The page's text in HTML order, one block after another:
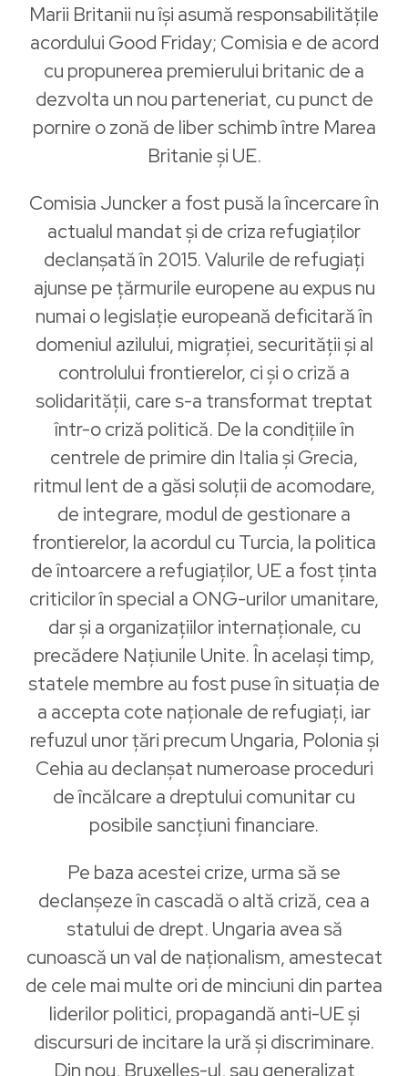
Marii Britanii nu își asumă responsabilitățile
acordului Good Friday; Comisia e de acord
cu propunerea premierului britanic de a
dezvolta un nou parteneriat, cu punct de
pornire o zonă de liber schimb între Marea
Britanie și UE.
Comisia Juncker a fost pusă la încercare în
actualul mandat și de criza refugiaților
declanșată în 2015. Valurile de refugiați
ajunse pe țărmurile europene au expus nu
numai o legislație europeană deficitară în
domeniul azilului, migrației, securității și al
controlului frontierelor, ci și o criză a
solidarității, care s-a transformat treptat
într-o criză politică. De la condițiile în
centrele de primire din Italia și Grecia,
ritmul lent de a găsi soluții de acomodare,
de integrare, modul de gestionare a
frontierelor, la acordul cu Turcia, la politica
de întoarcere a refugiaților, UE a fost ținta
criticilor în special a ONG-urilor umanitare,
dar și a organizațiilor internaționale, cu
precădere Națiunile Unite. În același timp,
statele membre au fost puse în situația de
a accepta cote naționale de refugiați, iar
refuzul unor țări precum Ungaria, Polonia și
Cehia au declanșat numeroase proceduri
de încălcare a dreptului comunitar cu
posibile sancțiuni financiare.
Pe baza acestei crize, urma să se
declanșeze în cascadă o altă criză, cea a
statului de drept. Ungaria avea să
cunoască un val de naționalism, amestecat
de cele mai multe ori de minciuni din partea
liderilor politici, propagandă anti-UE și
discursuri de incitare la ură și discriminare.
Din nou, Bruxelles-ul, sau generalizat